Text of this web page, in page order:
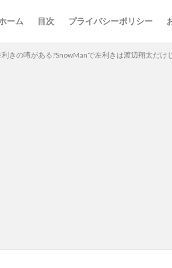
ーム 目次 プライバシーポリシー
きの噂がある?SnowManで左利きは渡辺翔太だけ